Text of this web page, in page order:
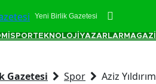
Yeni Birlik Gazetesi
SPORTEKNOLOJİ YAZARLAR
Gazetesi Spor Aziz